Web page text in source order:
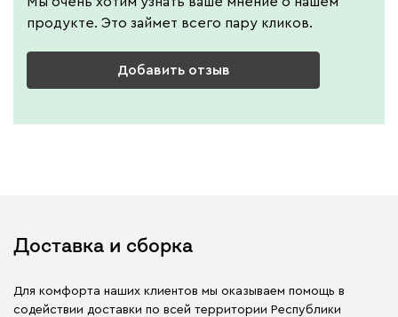
продукте. Это займет всего пару кликов.
Добавить отзыв
Доставка и сборка
Для комфорта наших клиентов мы оказываем помощь в
содействии доставки по всей территории Республики